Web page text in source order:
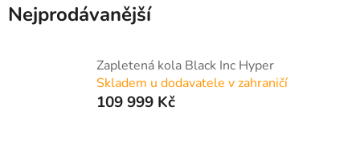
Nejprodávanější
Zapletená kola Black Inc Hyper
Skladem u dodavatele v zahraničí
109 999 Kč